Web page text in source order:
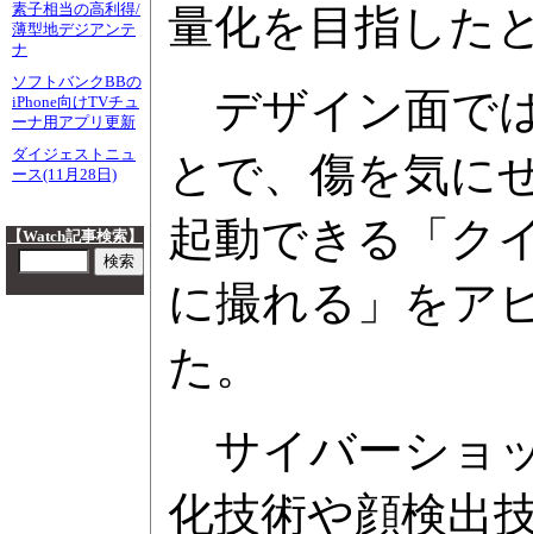
素子相当の高利得/
薄型地デジアンテ
ナ
ソフトバンクBBの
iPhone向けTVチュ
ーナ用アプリ更新
ダイジェストニュ
ース(11月28日)
【Watch記事検索】
量化を目指した
デザイン面で
とで、傷を気に
起動できる「ク
に撮れる」をア
た。
サイバーショ
化技術や顔検出